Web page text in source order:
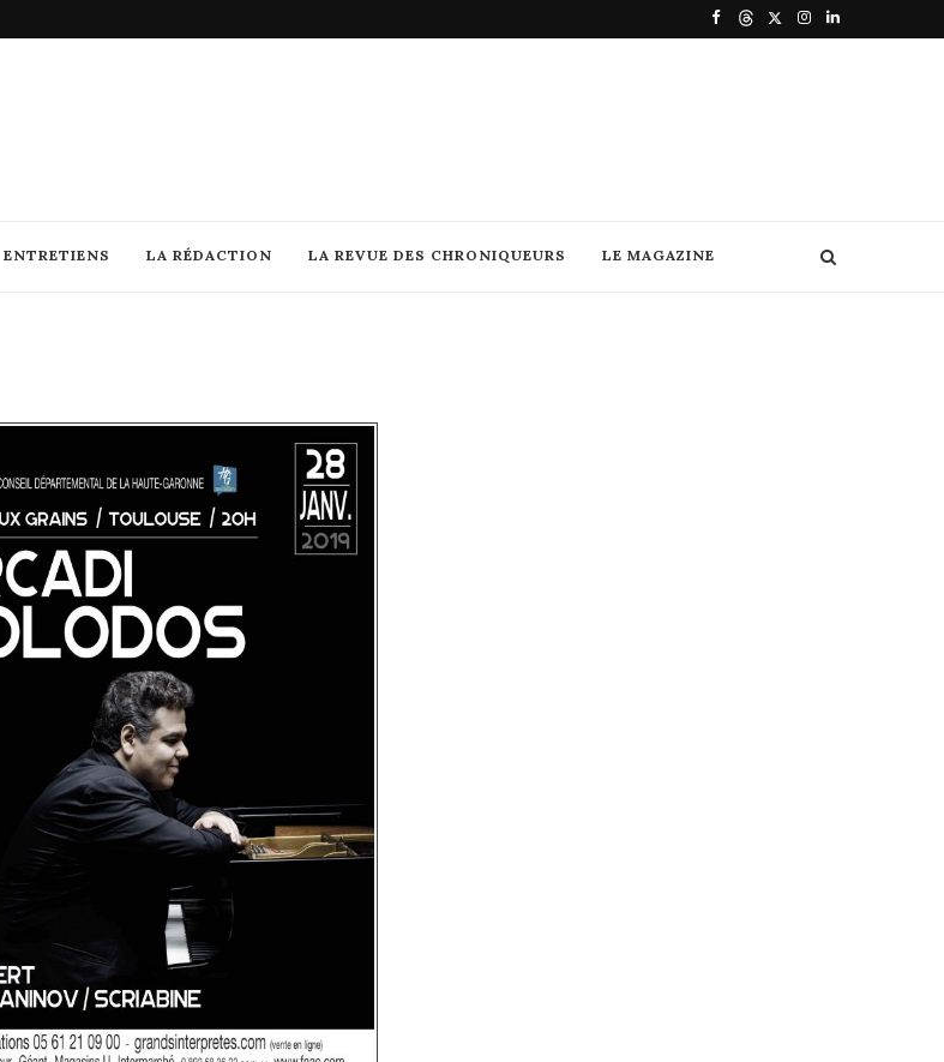
ENTRETIENS LA RÉDACTION LA REVUE DES CHRONIQUEURS LE MAGAZINE